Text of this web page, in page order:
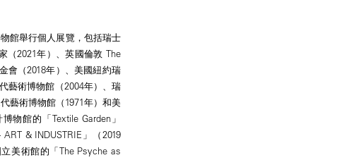
館舉行個人展覽，包括瑞士
（2021年）、英國倫敦 The
會（2018年）、美國紐約瑞
藝術博物館（2004年）、瑞
藝術博物館（1971年）和美
物館的「Textile Garden」
& INDUSTRIE」（2019
美術館的「The Psyche as